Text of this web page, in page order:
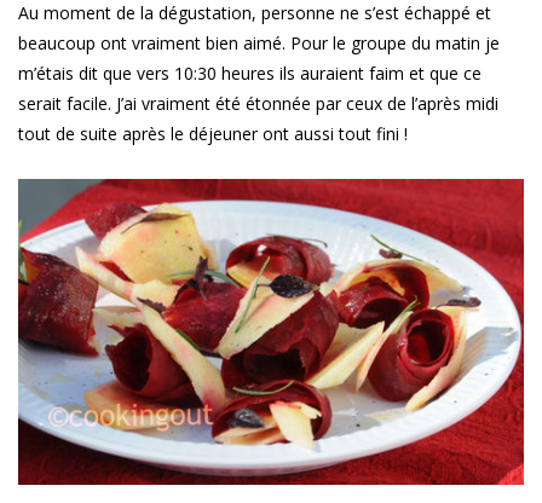
Au moment de la dégustation, personne ne s’est échappé et
beaucoup ont vraiment bien aimé. Pour le groupe du matin je
m’étais dit que vers 10:30 heures ils auraient faim et que ce
serait facile. J’ai vraiment été étonnée par ceux de l’après midi
tout de suite après le déjeuner ont aussi tout fini !